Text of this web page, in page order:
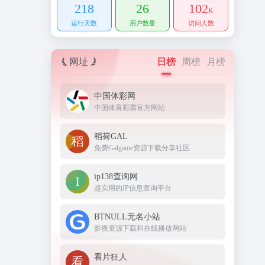
218
运行天数
26
用户数量
102K
访问人数
网址 日榜 周榜 月榜
中国体彩网
中国体育彩票官方网站
稻荷GAL
免费Galgame资源下载分享社区
ip138查询网
超实用的IP信息查询平台
BTNULL无名小站
影视资源下载和在线播放网站
看片狂人